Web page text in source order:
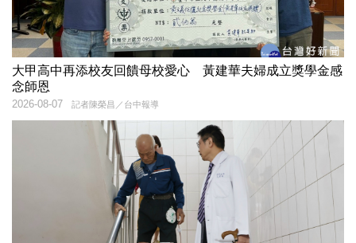
大甲高中再添校友回饋母校愛心 黃建華夫婦成立獎學金感
念師恩
記者陳榮昌／台中報導
2026-08-07